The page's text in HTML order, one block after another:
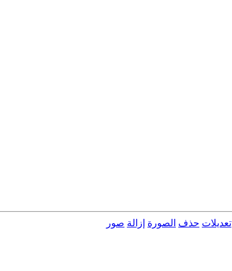
تعديلات حذف الصورة إزالة صور